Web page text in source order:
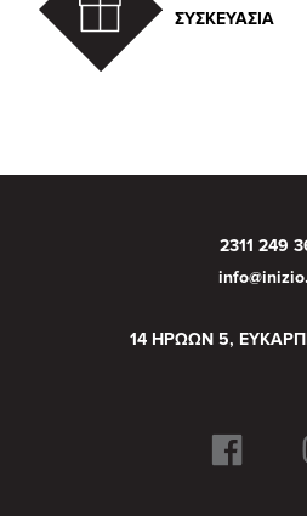
ΣΥΣΚΕΥΑΣΙΑ
2311 249
14 ΗΡΩΩΝ 5,